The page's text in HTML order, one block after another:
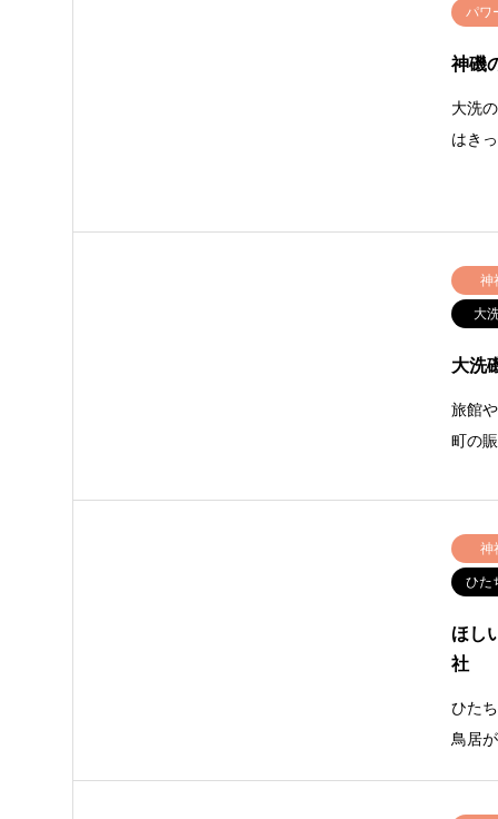
パワ
神磯
大洗
はき
神
大
大洗
旅館
町の
神
ひた
ほし
社
ひた
鳥居